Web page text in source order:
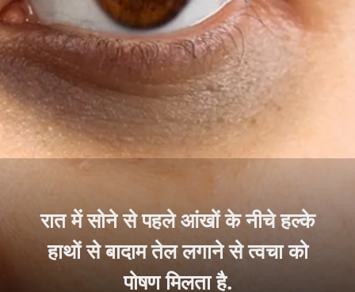
रात में सोने से पहले आंखों के नीचे हल्के
हाथों से बादाम तेल लगाने से त्वचा को